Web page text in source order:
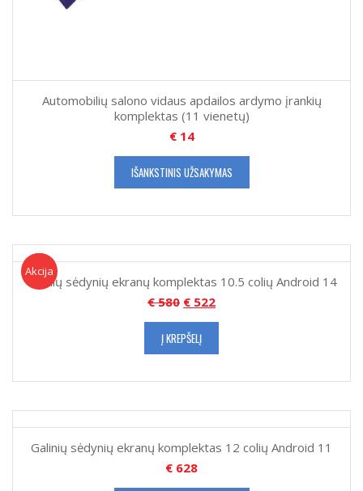
Automobilių salono vidaus apdailos ardymo įrankių
komplektas (11 vienetų)
€14
IŠANKSTINIS UŽSAKYMAS
Akcija
Akcija!
Galinių sėdynių ekranų komplektas 10.5 colių Android 14
€580 € 522
Į KREPŠELĮ
Galinių sėdynių ekranų komplektas 12 colių Android 11
€ 628